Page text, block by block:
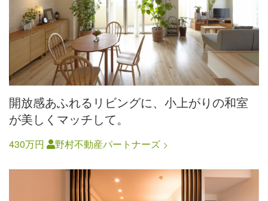
開放感あふれるリビングに、小上がりの和室
が美しくマッチして。
430万円 野村不動産パートナーズ